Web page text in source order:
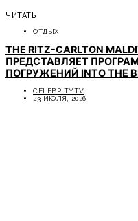
ЧИТАТЬ
ОТДЫХ
THE RITZ-CARLTON
ПРЕДСТАВЛЯЕТ
ПОГРУЖЕНИЙ INTO THE
CELEBRITYTV
23 ИЮЛЯ, 2026